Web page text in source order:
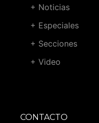
+ Noticias
+ Especiales
+ Secciones
+ Video
CONTACTO